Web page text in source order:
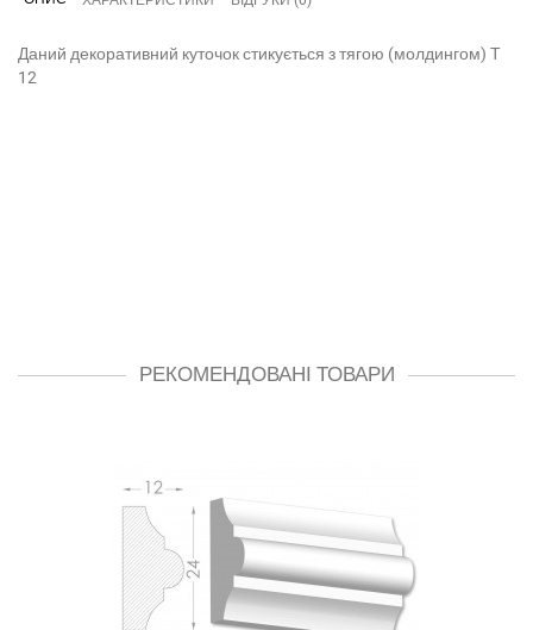
Даний декоративний куточок стикується з тягою (молдингом) Т
12
РЕКОМЕНДОВАНІ ТОВАРИ